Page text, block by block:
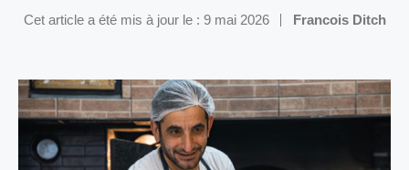
Cet article a été mis à jour le : 9 mai 2026 Francois Ditch